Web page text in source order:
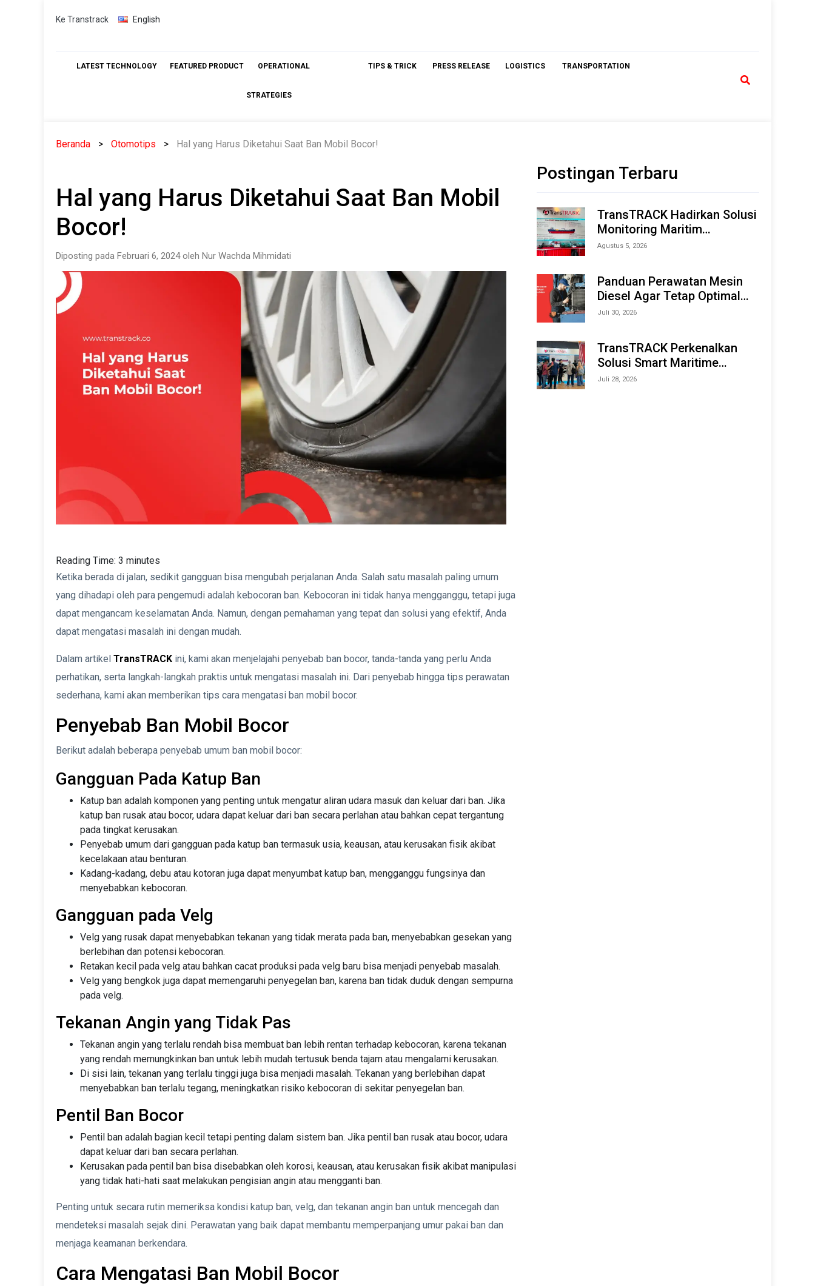
Skip
Ke Transtrack English
LATEST TECHNOLOGY FEATURED PRODUCT OPERATIONAL
STRATEGIES
TIPS & TRICK PRESS RELEASE LOGISTICS TRANSPORTATION
Beranda Otomotips Hal yang Harus Diketahui Saat Ban Mobil Bocor!
Hal yang Harus Diketahui Saat Ban Mobil
Bocor!
Diposting pada Februari 6, 2024 oleh Nur Wachda Mihmidati
Reading Time: 3 minutes
Ketika berada di jalan, sedikit gangguan bisa mengubah perjalanan Anda. Salah satu masalah paling umum
yang dihadapi oleh para pengemudi adalah kebocoran ban. Kebocoran ini tidak hanya mengganggu, tetapi juga
dapat mengancam keselamatan Anda. Namun, dengan pemahaman yang tepat dan solusi yang efektif, Anda
dapat mengatasi masalah ini dengan mudah.
Dalam artikel TransTRACK ini, kami akan menjelajahi penyebab ban bocor, tanda-tanda yang perlu Anda
perhatikan, serta langkah-langkah praktis untuk mengatasi masalah ini. Dari penyebab hingga tips perawatan
sederhana, kami akan memberikan tips cara mengatasi ban mobil bocor.
Penyebab Ban Mobil Bocor
Berikut adalah beberapa penyebab umum ban mobil bocor:
Gangguan Pada Katup Ban
Katup ban adalah komponen yang penting untuk mengatur aliran udara masuk dan keluar dari ban. Jika
katup ban rusak atau bocor, udara dapat keluar dari ban secara perlahan atau bahkan cepat tergantung
pada tingkat kerusakan.
Penyebab umum dari gangguan pada katup ban termasuk usia, keausan, atau kerusakan fisik akibat
kecelakaan atau benturan.
Kadang-kadang, debu atau kotoran juga dapat menyumbat katup ban, mengganggu fungsinya dan
menyebabkan kebocoran.
Gangguan pada Velg
Velg yang rusak dapat menyebabkan tekanan yang tidak merata pada ban, menyebabkan gesekan yang
berlebihan dan potensi kebocoran.
Retakan kecil pada velg atau bahkan cacat produksi pada velg baru bisa menjadi penyebab masalah.
Velg yang bengkok juga dapat memengaruhi penyegelan ban, karena ban tidak duduk dengan sempurna
pada velg.
Tekanan Angin yang Tidak Pas
Tekanan angin yang terlalu rendah bisa membuat ban lebih rentan terhadap kebocoran, karena tekanan
yang rendah memungkinkan ban untuk lebih mudah tertusuk benda tajam atau mengalami kerusakan.
Di sisi lain, tekanan yang terlalu tinggi juga bisa menjadi masalah. Tekanan yang berlebihan dapat
menyebabkan ban terlalu tegang, meningkatkan risiko kebocoran di sekitar penyegelan ban.
Pentil Ban Bocor
Pentil ban adalah bagian kecil tetapi penting dalam sistem ban. Jika pentil ban rusak atau bocor, udara
dapat keluar dari ban secara perlahan.
Kerusakan pada pentil ban bisa disebabkan oleh korosi, keausan, atau kerusakan fisik akibat manipulasi
yang tidak hati-hati saat melakukan pengisian angin atau mengganti ban.
Penting untuk secara rutin memeriksa kondisi katup ban, velg, dan tekanan angin ban untuk mencegah dan
mendeteksi masalah sejak dini. Perawatan yang baik dapat membantu memperpanjang umur pakai ban dan
menjaga keamanan berkendara.
Cara Mengatasi Ban Mobil Bocor
Postingan Terbaru
TransTRACK Hadirkan Solusi
Monitoring Maritim
Terintegrasi Berbasis AI &
Offshore Expo (IMOX) 2026
Agustus 5, 2026
Panduan Perawatan Mesin
Diesel Agar Tetap Optimal
dan Tahan Lama
Juli 30, 2026
TransTRACK Perkenalkan
Solusi Smart Maritime
Monitoring Berbasis AI dan
Juli 28, 2026